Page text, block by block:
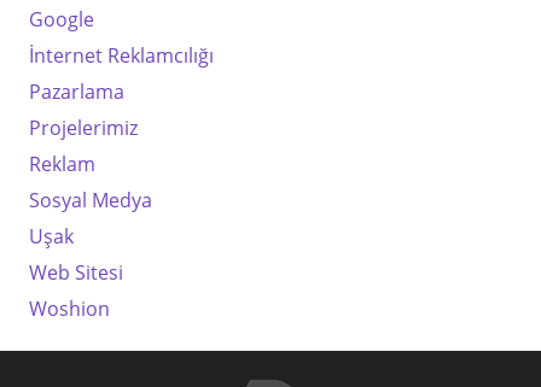
Google
İnternet Reklamcılığı
Pazarlama
Projelerimiz
Reklam
Sosyal Medya
Uşak
Web Sitesi
Woshion